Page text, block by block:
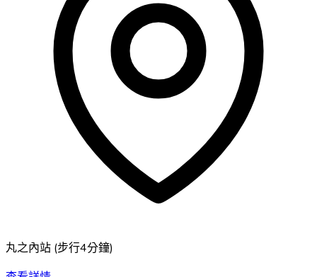
丸之內站 (步行4分鐘)